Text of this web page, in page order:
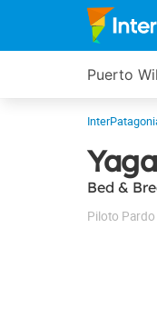
Puerto
Bed &
Piloto